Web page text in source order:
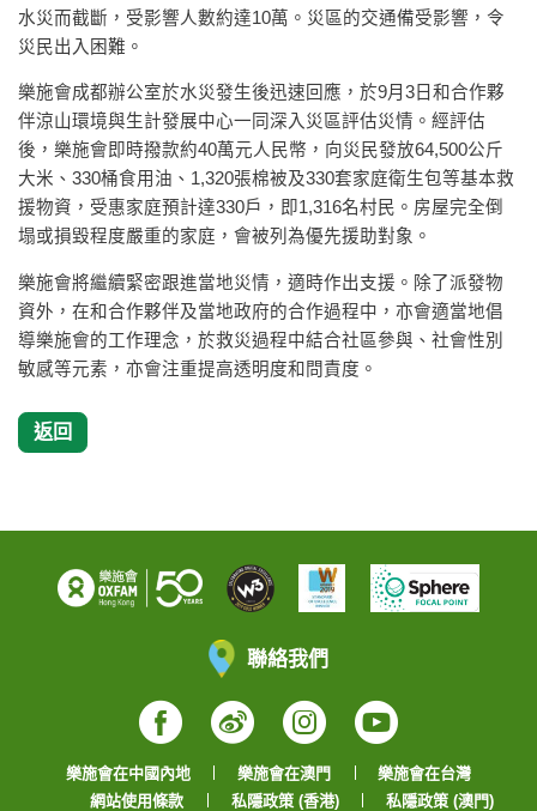
水災而截斷，受影響人數約達10萬。災區的交通備受影響，令
災民出入困難。
樂施會成都辦公室於水災發生後迅速回應，於9月3日和合作夥
伴涼山環境與生計發展中心一同深入災區評估災情。經評估
後，樂施會即時撥款約40萬元人民幣，向災民發放64,500公斤
大米、330桶食用油、1,320張棉被及330套家庭衛生包等基本救
援物資，受惠家庭預計達330戶，即1,316名村民。房屋完全倒
塌或損毀程度嚴重的家庭，會被列為優先援助對象。
樂施會將繼續緊密跟進當地災情，適時作出支援。除了派發物
資外，在和合作夥伴及當地政府的合作過程中，亦會適當地倡
導樂施會的工作理念，於救災過程中結合社區參與、社會性別
敏感等元素，亦會注重提高透明度和問責度。
返回
聯絡我們
Facebook
WeiboInstagram
YouTube
樂施會在中國內地 樂施會在澳門
樂施會在台灣
網站使用條款
私隱政策 (香港) 私隱政策 (澳門)